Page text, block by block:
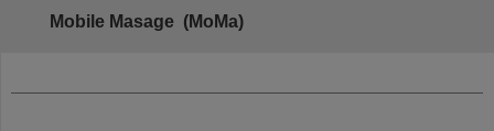
Mobile Masage (MoMa)